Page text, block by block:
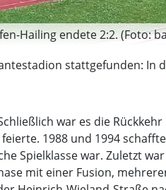
Hailing endete 2:2. (Foto:
stattgefunden: In
war es die
1988 und 1994
Spielklasse war. Zuletzt
mit einer Fusion,